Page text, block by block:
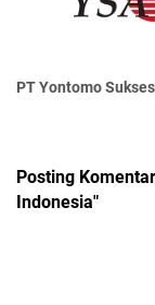
PT Yontomo
Posting
Indonesia"